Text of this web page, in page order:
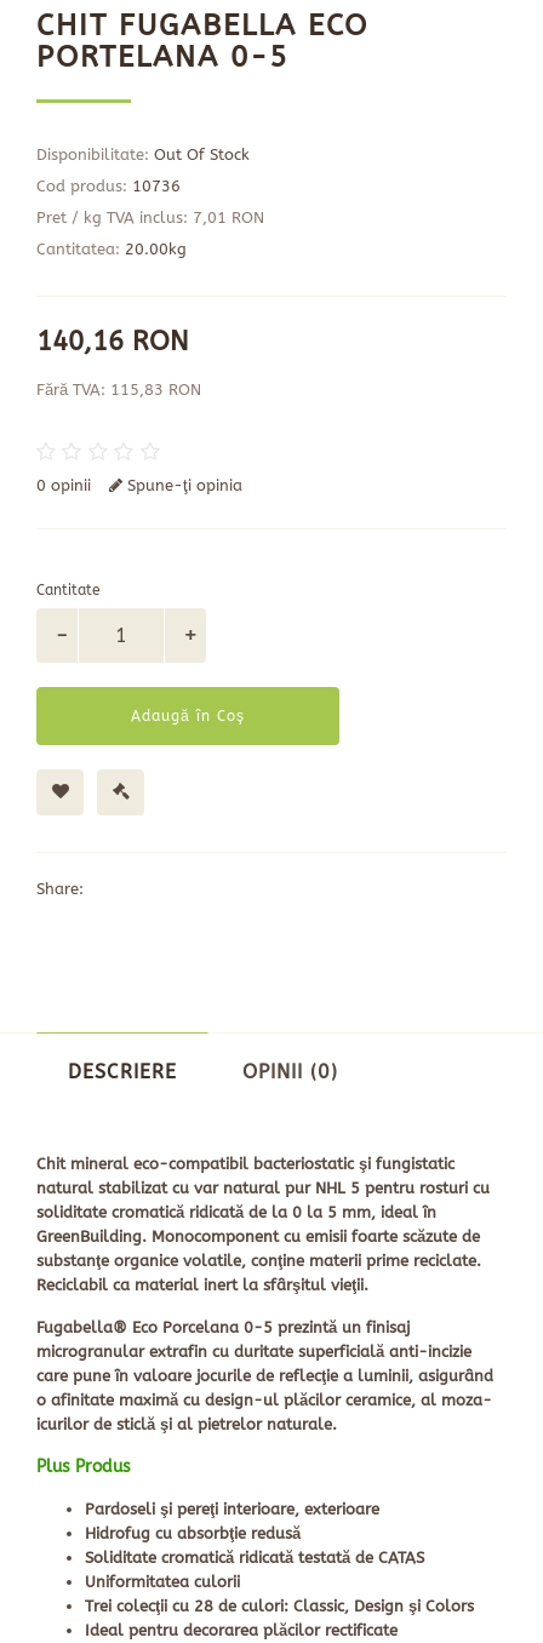
CHIT FUGABELLA ECO
PORTELANA 0-5
Disponibilitate: Out Of Stock
Cod produs: 10736
Pret / kg TVA inclus: 7,01 RON
Cantitatea: 20.00kg
140,16 RON
Fără TVA: 115,83 RON
0 opinii Spune-ţi opinia
Cantitate
Adaugă în Coş
Share:
DESCRIERE OPINII (0)
Chit mineral eco-compatibil bacteriostatic şi fungistatic
natural stabilizat cu var natural pur NHL 5 pentru rosturi cu
soliditate cromatică ridicată de la 0 la 5 mm, ideal în
GreenBuilding. Monocomponent cu emisii foarte scăzute de
substanţe organice volatile, conţine materii prime reciclate.
Reciclabil ca material inert la sfârşitul vieţii.
Fugabella® Eco Porcelana 0-5 prezintă un finisaj
microgranular extrafin cu duritate superficială anti-incizie
care pune în valoare jocurile de reflecţie a luminii, asigurând
o afinitate maximă cu design-ul plăcilor ceramice, al moza­
icurilor de sticlă şi al pietrelor naturale.
Plus Produs
Pardoseli şi pereţi interioare, exterioare
Hidrofug cu absorbţie redusă
Soliditate cromatică ridicată testată de CATAS
Uniformitatea culorii
Trei colecţii cu 28 de culori: Classic, Design şi Colors
Ideal pentru decorarea plăci­lor rectificate